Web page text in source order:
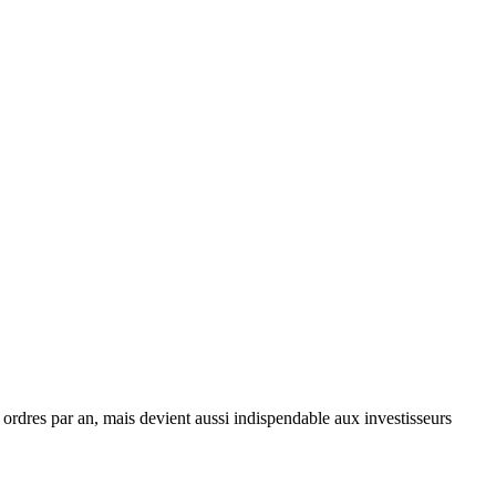
par an, mais devient aussi indispendable aux investisseurs